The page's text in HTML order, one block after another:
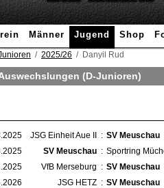
Männer Jugend Shop
2025/26 Danyil Rud
(D-Junioren)
JSG Einheit Aue II : SV Meuschau
SV Meuschau : Sportring
VfB Merseburg : SV Meuschau
JSG HETZ : SV Meuschau